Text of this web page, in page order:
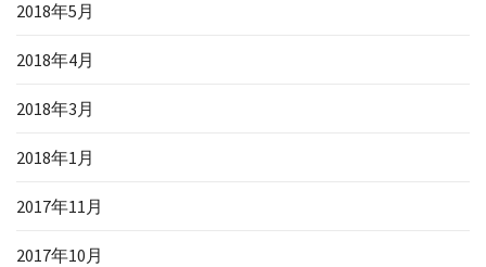
2018年5月
2018年4月
2018年3月
2018年1月
2017年11月
2017年10月